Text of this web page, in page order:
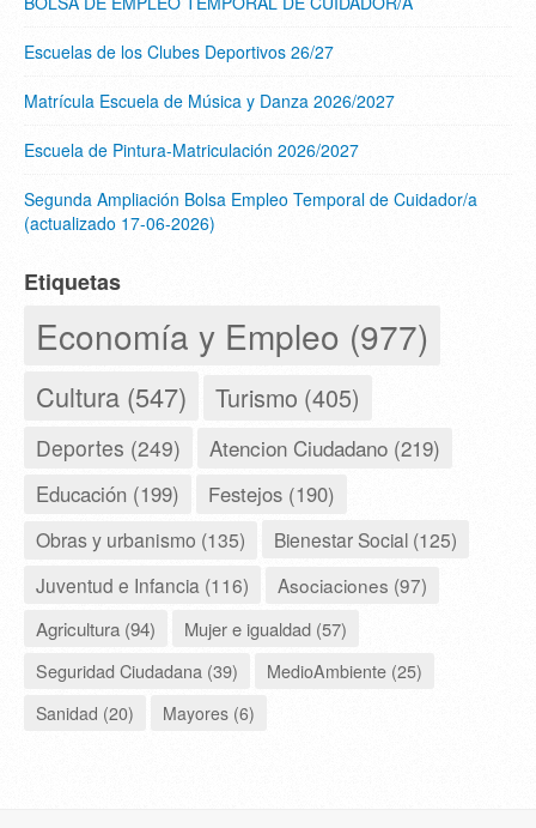
Escuelas de los Clubes Deportivos 26/27
Matrícula Escuela de Música y Danza 2026/2027
Escuela de Pintura-Matriculación 2026/2027
Segunda Ampliación Bolsa Empleo Temporal de Cuidador/a
(actualizado 17-06-2026)
Etiquetas
Economía y Empleo (977)
Cultura (547) Turismo (405)
Deportes (249) Atencion Ciudadano (219)
Educación (199) Festejos (190)
Obras y urbanismo (135)
Bienestar Social (125)
Juventud e Infancia (116)
Asociaciones (97)
Agricultura (94)
Mujer e igualdad (57)
Seguridad Ciudadana (39)
MedioAmbiente (25)
Sanidad (20)
Mayores (6)